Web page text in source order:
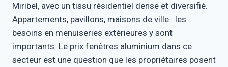
Miribel, avec un tissu résidentiel dense et diversifié.
Appartements, pavillons, maisons de ville : les
besoins en menuiseries extérieures y sont
importants. Le prix fenêtres aluminium dans ce
secteur est une question que les propriétaires posent